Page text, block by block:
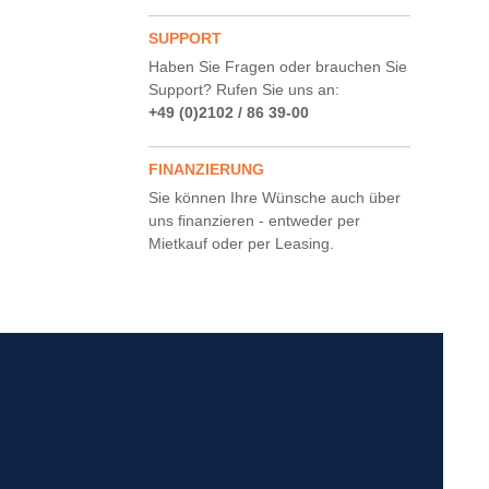
SUPPORT
Haben Sie Fragen oder brauchen Sie
Support? Rufen Sie uns an:
+49 (0)2102 / 86 39-00
FINANZIERUNG
Sie können Ihre Wünsche auch über
uns finanzieren - entweder per
Mietkauf oder per Leasing.